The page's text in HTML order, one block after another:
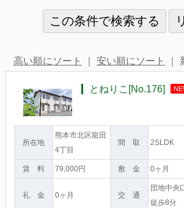
高い順にソート 安い順にソート ｜
とねりこ[No.176]
所在地
熊本市北区龍田
4丁目
間 取 2SLDK
賃 料 79,000円 敷 金 0ヶ月
礼 金 0ヶ月 交 通
団地中央
徒歩8分